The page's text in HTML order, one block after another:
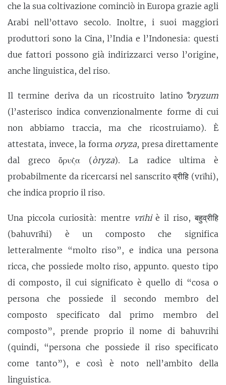
che la sua coltivazione cominciò in Europa grazie agli
Arabi nell’ottavo secolo. Inoltre, i suoi maggiori
produttori sono la Cina, l’India e l’Indonesia: questi
due fattori possono già indirizzarci verso l’origine,
anche linguistica, del riso.
Il termine deriva da un ricostruito latino⃰oryzum
(l’asterisco indica convenzionalmente forme di cui
non abbiamo traccia, ma che ricostruiamo). È
attestata, invece, la forma oryza, presa direttamente
dal greco ὄρυζα (òryza). La radice ultima è
probabilmente da ricercarsi nel sanscrito व्रीहि (vrīhi),
che indica proprio il riso.
Una piccola curiosità: mentre vrīhiè il riso, बहुव्रीहि
(bahuvrīhi) è un composto che significa
letteralmente “molto riso”, e indica una persona
ricca, che possiede molto riso, appunto. questo tipo
di composto, il cui significato è quello di “cosa o
persona che possiede il secondo membro del
composto specificato dal primo membro del
composto”, prende proprio il nome di bahuvrihi
(quindi, “persona che possiede il riso specificato
come tanto”), e così è noto nell’ambito della
linguistica.